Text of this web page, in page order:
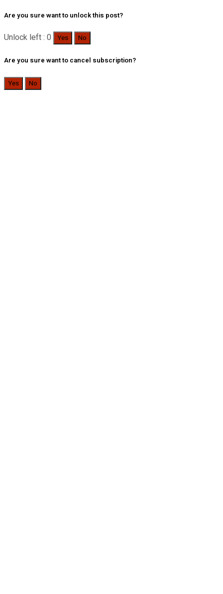
Are you sure want to unlock this post?
Unlock left : 0 Yes No
Are you sure want to cancel subscription?
Yes No